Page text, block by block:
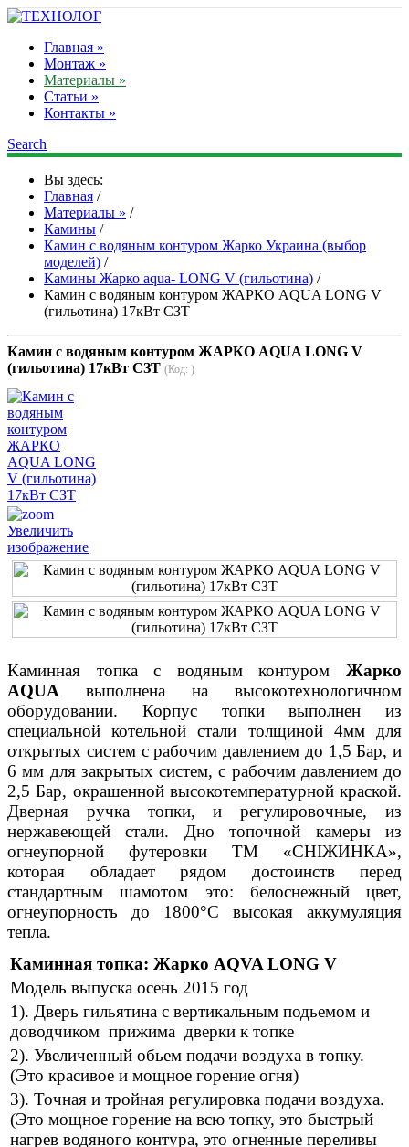
Главная »
Монтаж »
Материалы »
Статьи »
Контакты »
Search
Вы здесь:
Главная /
Материалы » /
Камины /
Камин с водяным контуром Жарко Украина (выбор
моделей) /
Камины Жарко aqua- LONG V (гильотина) /
Камин с водяным контуром ЖАРКО AQUA LONG V
(гильотина) 17кВт СЗТ
Камин с водяным контуром ЖАРКО AQUA LONG V
(гильотина) 17кВт СЗТ (Код: )
Увеличить
изображение
Каминная топка с водяным контуром Жарко
АQUA выполнена на высокотехнологичном
оборудовании. Корпус топки выполнен из
специальной котельной стали толщиной 4мм для
открытых систем с рабочим давлением до 1,5 Бар, и
6 мм для закрытых систем, с рабочим давлением до
2,5 Бар, окрашенной высокотемпературной краской.
Дверная ручка топки, и регулировочные, из
нержавеющей стали. Дно топочной камеры из
огнеупорной футеровки ТМ «СНІЖИНКА»,
которая обладает рядом достоинств перед
стандартным шамотом это: белоснежный цвет,
огнеупорность до 1800°С высокая аккумуляция
тепла.
Каминная топка: Жарко AQVA LONG V
Модель выпуска осень 2015 год
1). Дверь гильятина с вертикальным подьемом и
доводчиком прижима дверки к топке
2). Увеличенный обьем подачи воздуха в топку.
(Это красивое и мощное горение огня)
3). Точная и тройная регулировка подачи воздуха.
(Это мощное горение на всю топку, это быстрый
нагрев водяного контура, это огненные переливы